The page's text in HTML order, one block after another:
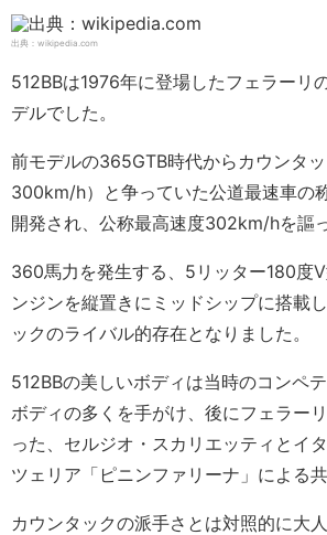
出典：wikipedia.com
512BBは1976年に登場したフェラーリ
デルでした。
前モデルの365GTB時代からカウンタ
300km/h）と争っていた公道最速車の
開発され、公称最高速度302km/hを謳
360馬力を発生する、5リッター180度
ンジンを縦置きにミッドシップに搭載
ックのライバル的存在となりました。
512BBの美しいボディは当時のコンペ
ボディの多くを手がけ、後にフェラー
った、セルジオ・スカリエッティとイ
ツェリア「ピニンファリーナ」による共
カウンタックの派手さとは対照的に大